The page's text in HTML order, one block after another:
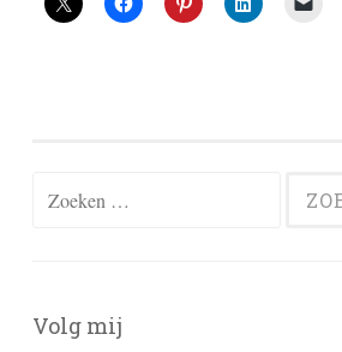
Zoeken
Volg mij